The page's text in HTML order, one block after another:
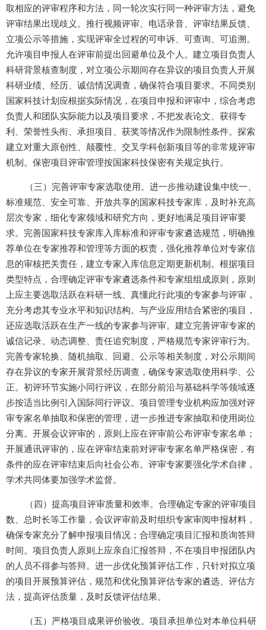
取相应的评审程序和方法，同一轮次实行同一种评审方法，避免
评审结果出现歧义。推行视频评审、电话录音、评审结果反馈、
立项公示等措施，实现评审全过程的可申诉、可查询、可追溯。
允许项目申报人在评审前提出回避单位及个人。建立项目负责人
科研背景核查制度，对立项公示期间存在异议的项目负责人开展
科研业绩、经历、诚信情况调查，确保符合项目要求。不同类别
国家科技计划应根据实际情况，在项目申报和评审中，综合考虑
负责人和团队实际能力以及项目要求，不把发表论文、获得专
利、荣誉性头衔、承担项目、获奖等情况作为限制性条件。探索
建立对重大原创性、颠覆性、交叉学科创新项目等的非常规评审
机制。保密项目评审管理按国家科技保密有关规定执行。
（三）完善评审专家选取使用。进一步推动建设集中统一、
标准规范、安全可靠、开放共享的国家科技专家库，及时补充高
层次专家，细化专家领域和研究方向，更好地满足项目评审要
求。完善国家科技专家库入库标准和评审专家遴选规范，明确推
荐单位在专家推荐和管理等方面的权责，强化推荐单位对专家信
息的审核把关责任，建立专家入库信息定期更新机制。根据项目
类型特点，合理确定评审专家遴选条件和专家组组成原则，原则
上应主要选取活跃在科研一线、真懂此行此项的专家参与评审，
充分考虑其专业水平和知识结构。与产业应用结合紧密的项目，
还应选取活跃在生产一线的专家参与评审。建立完善评审专家的
诚信记录、动态调整、责任追究制度，严格规范专家评审行为。
完善专家轮换、随机抽取、回避、公示等相关制度，对公示期间
存在异议的专家开展背景经历调查，确保专家选取使用科学、公
正。初评环节实施小同行评议，在部分前沿与基础科学等领域逐
步按适当比例引入国际同行评议。项目管理专业机构应加强对评
审专家名单抽取和保密的管理，进一步推进专家抽取和使用岗位
分离。开展会议评审的，原则上应在评审前公布评审专家名单；
开展通讯评审的，应在评审结束前对评审专家名单严格保密，有
条件的应在评审结束后向社会公布。评审专家要强化学术自律，
学术共同体要加强学术监督。
（四）提高项目评审质量和效率。合理确定专家的评审项目
数、总时长等工作量，会议评审前及时组织专家审阅申报材料，
确保专家充分了解申报项目情况；合理确定项目汇报和质询答辩
时间。项目负责人原则上应亲自汇报答辩，不在项目申报团队内
的人员不得参与答辩。进一步优化预算评估工作，只针对拟立项
的项目开展预算评估，规范和优化预算评估专家的遴选、评估方
法，提高评估质量，及时反馈评估结果。
（五）严格项目成果评价验收。项目承担单位对本单位科研